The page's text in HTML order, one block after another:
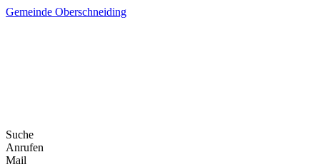
Skip
Gemeinde Oberschneiding
Suche
Anrufen
Mail